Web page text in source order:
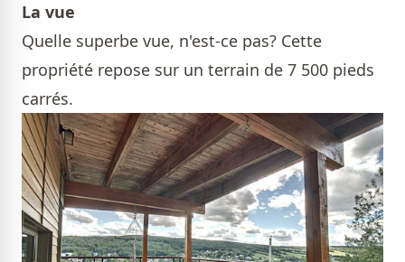
La vue
Quelle superbe vue, n'est-ce pas? Cette
propriété repose sur un terrain de 7 500 pieds
carrés.